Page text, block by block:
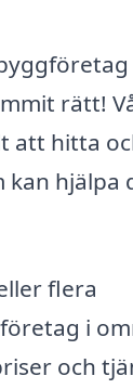
rätt!
att hitta
hjälpa
flera
i
och